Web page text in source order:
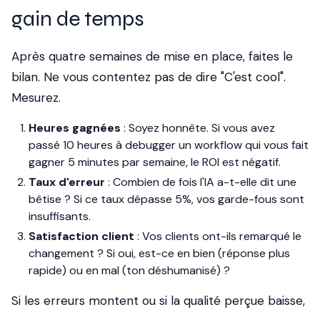
gain de temps
Après quatre semaines de mise en place, faites le
bilan. Ne vous contentez pas de dire "C'est cool".
Mesurez.
Heures gagnées : Soyez honnête. Si vous avez
passé 10 heures à debugger un workflow qui vous fait
gagner 5 minutes par semaine, le ROI est négatif.
Taux d'erreur : Combien de fois l'IA a-t-elle dit une
bêtise ? Si ce taux dépasse 5%, vos garde-fous sont
insuffisants.
Satisfaction client : Vos clients ont-ils remarqué le
changement ? Si oui, est-ce en bien (réponse plus
rapide) ou en mal (ton déshumanisé) ?
Si les erreurs montent ou si la qualité perçue baisse,